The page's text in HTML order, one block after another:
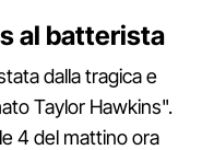
al batterista
dalla tragica e
Taylor Hawkins".
4 del mattino ora